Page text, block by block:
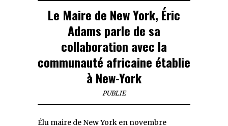
Le Maire de New York, Éric
Adams parle de sa
collaboration avec la
communauté africaine établie
à New-York
PUBLIE
Élu maire de New York en novembre